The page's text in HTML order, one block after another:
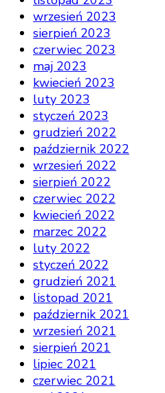
wrzesień 2023
sierpień 2023
czerwiec 2023
maj 2023
kwiecień 2023
luty 2023
styczeń 2023
grudzień 2022
październik 2022
wrzesień 2022
sierpień 2022
czerwiec 2022
kwiecień 2022
marzec 2022
luty 2022
styczeń 2022
grudzień 2021
listopad 2021
październik 2021
wrzesień 2021
sierpień 2021
lipiec 2021
czerwiec 2021